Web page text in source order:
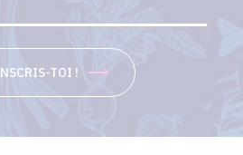
TOI !